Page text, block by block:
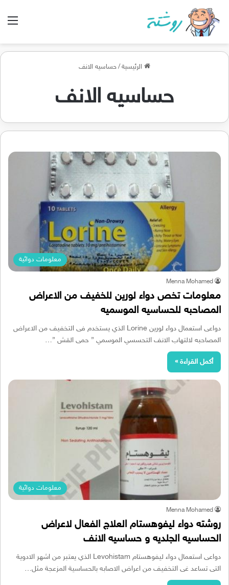
الرئيسية/حساسيه الانف
حساسيه الانف
معلومات دوائية
Menna Mohamed
معلومات تخص دواء لورين للخفيف من الاعراض
المصاحبه للحساسيه الموسميه
دواعى استعمال دواء لورين Lorine الذي يستخدم فى التخفيف من الاعراض
المصاحبه لالتهاب الانف التحسسي الموسمي ” حمى القش ”…
أكمل القراءة »
معلومات دوائية
Menna Mohamed
روشته دواء ليفوهستام العلاج الفعال لاعراض
الحساسيه الجلديه و حساسيه الانف
دواعى استعمال دواء ليفوهستام Levohistam الذي يعتبر من اشهر الادوية
التى تساعد غى التخفيف من اعراض الاصابه بالحساسية المزعجة مثل…